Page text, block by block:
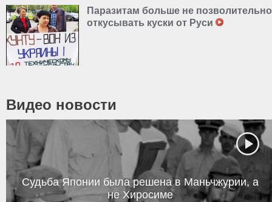
Паразитам больше не позволительно
откусывать куски от Руси
Видео новости
Судьба Японии была решена в Маньчжурии, а
не Хиросиме